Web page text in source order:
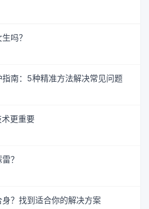
吗？
南：5种精准方法解决常见问题
更重要
？
？找到适合你的解决方案